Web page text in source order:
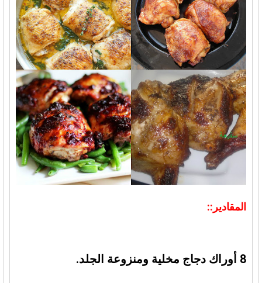
المقادير::
8 أوراك دجاج مخلية ومنزوعة الجلد.